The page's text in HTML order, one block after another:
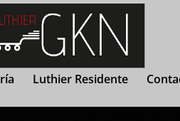
Luthier Residente